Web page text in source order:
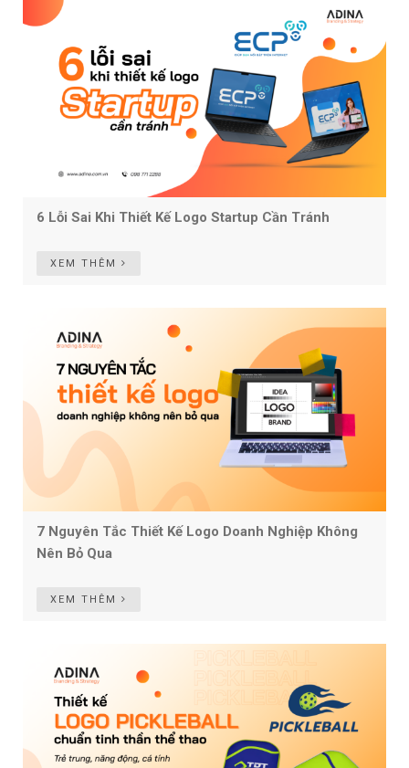
6 Lỗi Sai Khi Thiết Kế Logo Startup Cần Tránh
XEM THÊM
7 Nguyên Tắc Thiết Kế Logo Doanh Nghiệp Không
Nên Bỏ Qua
XEM THÊM